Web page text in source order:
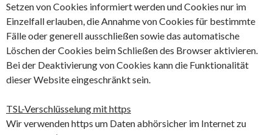
Setzen von Cookies informiert werden und Cookies nur im
Einzelfall erlauben, die Annahme von Cookies für bestimmte
Fälle oder generell ausschließen sowie das automatische
Löschen der Cookies beim Schließen des Browser aktivieren.
Bei der Deaktivierung von Cookies kann die Funktionalität
dieser Website eingeschränkt sein.
TSL-Verschlüsselung mit https
Wir verwenden https um Daten abhörsicher im Internet zu